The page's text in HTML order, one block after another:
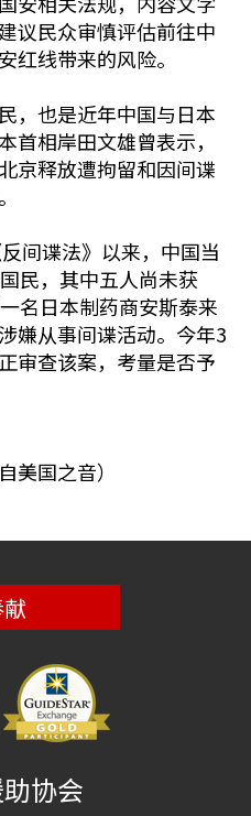
议民众审慎评估前往中
红线带来的风险。
，也是近年中国与日本
首相岸田文雄曾表示，
京释放遭拘留和因间谍
间谍法》以来，中国当
民，其中五人尚未获
名日本制药商安斯泰来
嫌从事间谍活动。今年3
审查该案，考量是否予
美国之音）
协会